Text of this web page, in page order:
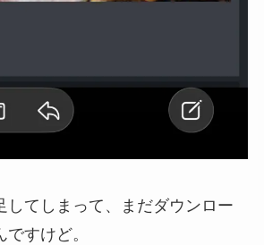
してしまって、まだダウンロー
ですけど。